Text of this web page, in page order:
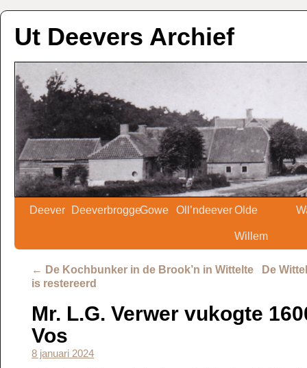
Ut Deevers Archief
Deever DeeverbroggeGowe Oll’ndeeverOlde
Willem
← De Kochbunker in de Brook’n in Wittelte
is restereerd
De
Mr. L.G. Verwer vukogte
Vos
8 januari 2024